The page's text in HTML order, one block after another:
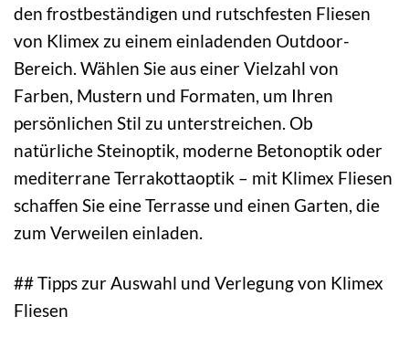
den frostbeständigen und rutschfesten Fliesen
von Klimex zu einem einladenden Outdoor-
Bereich. Wählen Sie aus einer Vielzahl von
Farben, Mustern und Formaten, um Ihren
persönlichen Stil zu unterstreichen. Ob
natürliche Steinoptik, moderne Betonoptik oder
mediterrane Terrakottaoptik – mit Klimex Fliesen
schaffen Sie eine Terrasse und einen Garten, die
zum Verweilen einladen.
## Tipps zur Auswahl und Verlegung von Klimex
Fliesen